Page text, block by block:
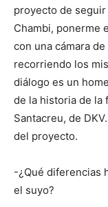
proyecto de
Chambi, ponerme
con una cámara
recorriendo los
diálogo es un
de la historia de la
Santacreu, de
del proyecto.
-¿Qué diferencias
el suyo?